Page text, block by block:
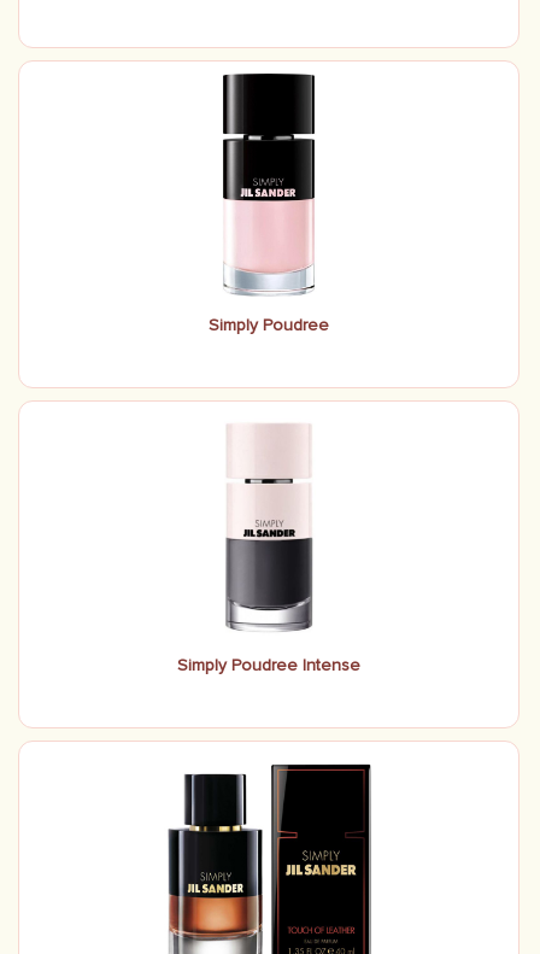
Simply Poudree
Simply Poudree Intense